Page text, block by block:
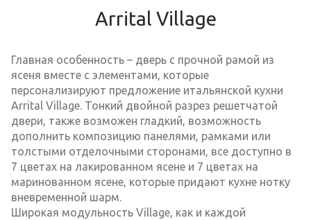
Arrital Village
Главная особенность – дверь с прочной рамой из
ясеня вместе с элементами, которые
персонализируют предложение итальянской кухни
Arrital Village. Тонкий двойной разрез решетчатой ​​
двери, также возможен гладкий, возможность
дополнить композицию панелями, рамками или
толстыми отделочными сторонами, все доступно в
7 цветах на лакированном ясене и 7 цветах на
маринованном ясене, которые придают кухне нотку
вневременной шарм.
Широкая модульность Village, как и каждой